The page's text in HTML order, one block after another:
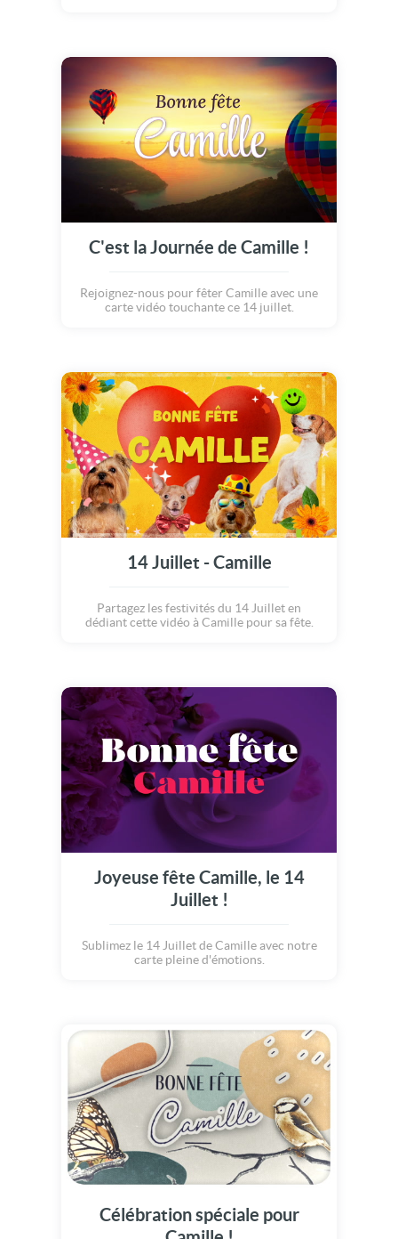
C'est la Journée de Camille !
Rejoignez-nous pour fêter Camille avec une
carte vidéo touchante ce 14 juillet.
14 Juillet - Camille
Partagez les festivités du 14 Juillet en
dédiant cette vidéo à Camille pour sa fête.
Joyeuse fête Camille, le 14
Juillet !
Sublimez le 14 Juillet de Camille avec notre
carte pleine d'émotions.
Célébration spéciale pour